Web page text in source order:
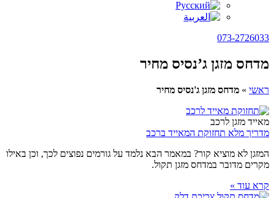
073-2726033
מדחס מזגן ג’נסיס מחיר
ראשי » מדחס מזגן ג'נסיס מחיר
מאייד מזגן לרכב
מדריך מלא תחזוקת המאייד ברכב
המזגן לא מוציא קור? במאמר הבא נלמד על גורמים נפוצים לכך, וכן באילו
מקרים מדובר במדחס מזגן תקול.
קרא עוד »